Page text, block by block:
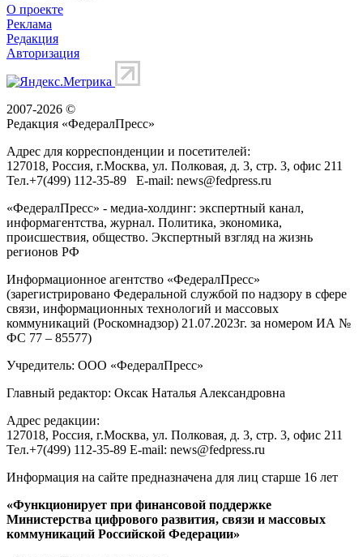
О проекте
Реклама
Редакция
Авторизация
2007-2026 ©
Редакция «ФедералПресс»
Адрес для корреспонденции и посетителей:
127018, Россия, г.Москва, ул. Полковая, д. 3, стр. 3, офис 211
Тел.+7(499) 112-35-89 E-mail: news@fedpress.ru
«ФедералПресс» - медиа-холдинг: экспертный канал,
информагентства, журнал. Политика, экономика,
происшествия, общество. Экспертный взгляд на жизнь
регионов РФ
Информационное агентство «ФедералПресс»
(зарегистрировано Федеральной службой по надзору в сфере
связи, информационных технологий и массовых
коммуникаций (Роскомнадзор) 21.07.2023г. за номером ИА №
ФС 77 – 85577)
Учредитель: ООО «ФедералПресс»
Главный редактор: Оксак Наталья Александровна
Адрес редакции:
127018, Россия, г.Москва, ул. Полковая, д. 3, стр. 3, офис 211
Тел.+7(499) 112-35-89 E-mail: news@fedpress.ru
Информация на сайте предназначена для лиц старше 16 лет
«Функционирует при финансовой поддержке
Министерства цифрового развития, связи и массовых
коммуникаций Российской Федерации»